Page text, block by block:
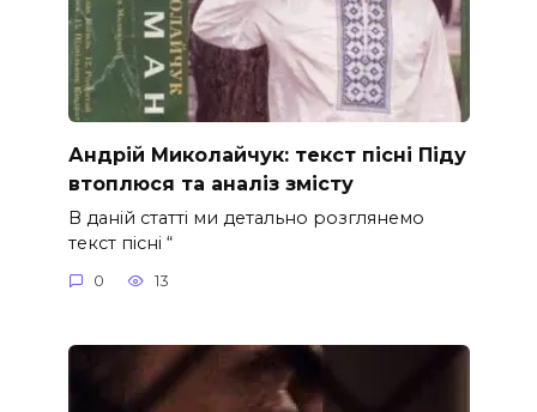
Андрій Миколайчук: текст пісні Піду
втоплюся та аналіз змісту
В даній статті ми детально розглянемо
текст пісні “
0 13